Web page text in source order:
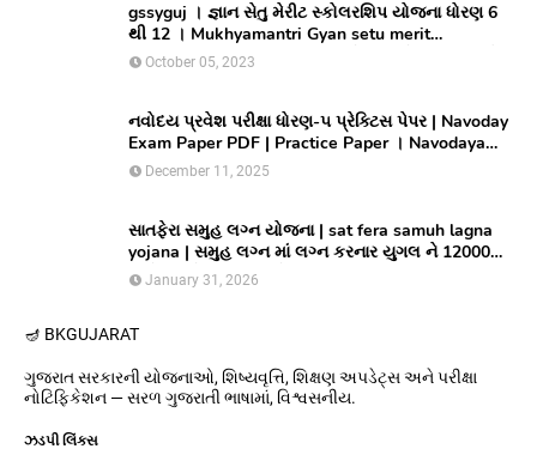
gssyguj । જ્ઞાન સેતુ મેરીટ સ્કોલરશિપ યોજના ધોરણ 6
થી 12 । Mukhyamantri Gyan setu merit
Scholarship yojana 2023 ।સીલેક્ટ થયેલ વિધાર્થીઓ
લાભ મેળવવા માટે ઓનલાઇન અરજી કરો
October 05, 2023
નવોદય પ્રવેશ પરીક્ષા ધોરણ-૫ પ્રેક્ટિસ પેપર | Navoday
Exam Paper PDF | Practice Paper । Navodaya
Old paper NMMS OLD PAPER
December 11, 2025
સાતફેરા સમુહ લગ્ન યોજના | sat fera samuh lagna
yojana | સમુહ લગ્ન માં લગ્ન કરનાર યુગલ ને 12000
અને આયોજક સંસ્થાને યુગલ દિઠ ૩૦૦૦૦/ ની સહાય
આપતી યોજના
January 31, 2026
🪔 BKGUJARAT
ગુજરાત સરકારની યોજનાઓ, શિષ્યવૃત્તિ, શિક્ષણ અપડેટ્સ અને પરીક્ષા
નોટિફિકેશન — સરળ ગુજરાતી ભાષામાં, વિશ્વસનીય.
ઝડપી લિંક્સ